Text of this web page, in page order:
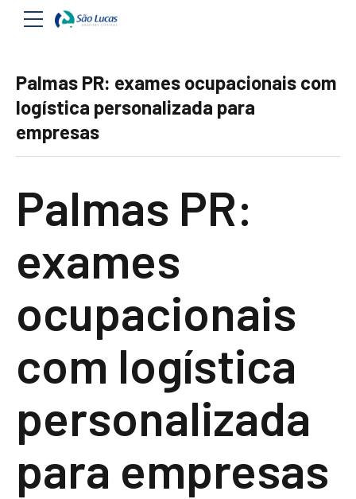
Palmas PR: exames ocupacionais com
logística personalizada para
empresas
Palmas PR:
exames
ocupacionais
com logística
personalizada
para empresas